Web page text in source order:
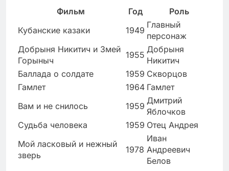
Фильм Год
Роль
Кубанские казаки
1949
Главный
персонаж
Добрыня Никитич и Змей
Горыныч
1955
Добрыня
Никитич
Баллада о солдате
1959 Скворцов
Гамлет
1964 Гамлет
Вам и не снилось
1959
Дмитрий
Яблочков
Судьба человека
1959 Отец Андрея
Мой ласковый и нежный
зверь
1978
Иван
Андреевич
Белов